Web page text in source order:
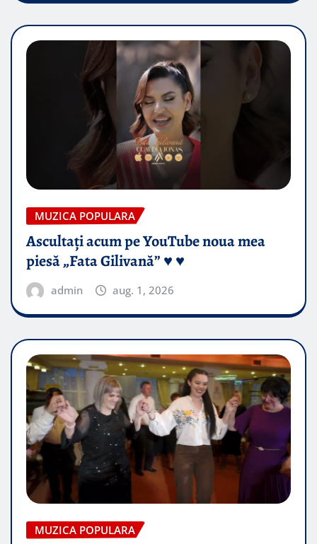
MUZICA POPULARA
Ascultați acum pe YouTube noua mea
piesă „Fata Gilivană” ♥️ ♥️
admin aug. 1, 2026
MUZICA POPULARA